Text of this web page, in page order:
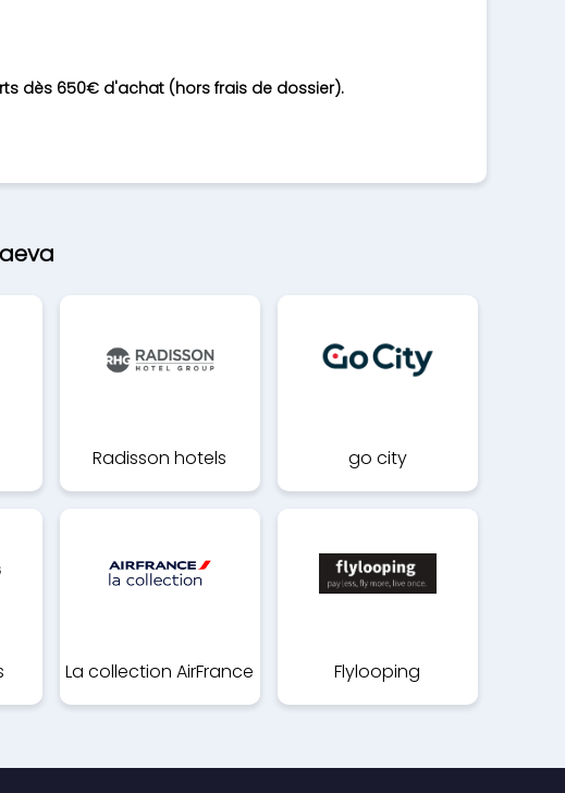
dès 650€ d'achat (hors frais de dossier).
Radisson hotels go city
La collection AirFrance Flylooping